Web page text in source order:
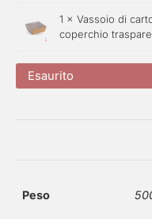
1 × Vassoio di
coperchio
Esaurito
Peso